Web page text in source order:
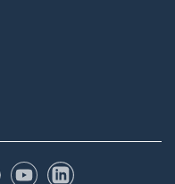
Instagrame
YouTubeLinkedIn